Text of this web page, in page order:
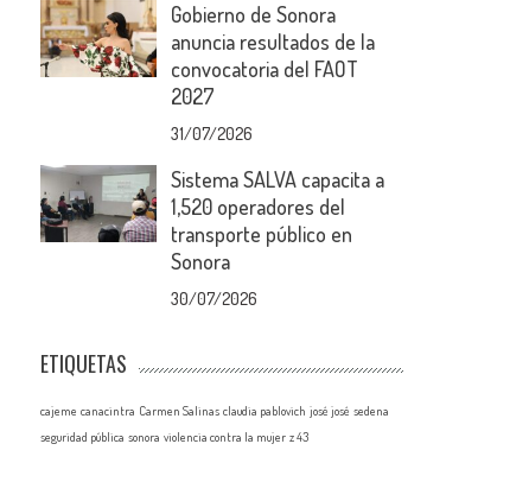
Gobierno de Sonora
anuncia resultados de la
convocatoria del FAOT
2027
31/07/2026
Sistema SALVA capacita a
1,520 operadores del
transporte público en
Sonora
30/07/2026
ETIQUETAS
cajeme canacintra Carmen Salinas claudia pablovich josé josé sedena
seguridad pública sonora violencia contra la mujer z 43